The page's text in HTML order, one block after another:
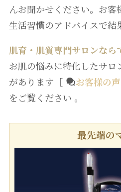
んお聞かせください。お客
生活習慣のアドバイスで結
肌育・肌質専門サロンな
お肌の悩みに特化したサロ
があります［
お客様の声
をご覧ください 。
最先端の